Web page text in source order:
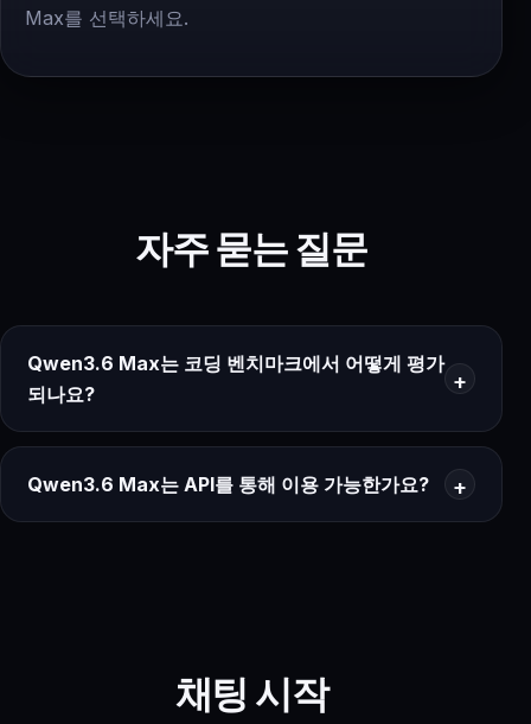
Max를 선택하세요.
자주 묻는 질문
Qwen3.6 Max는 코딩 벤치마크에서 어떻게 평가
되나요?
Qwen3.6 Max는 API를 통해 이용 가능한가요?
채팅 시작